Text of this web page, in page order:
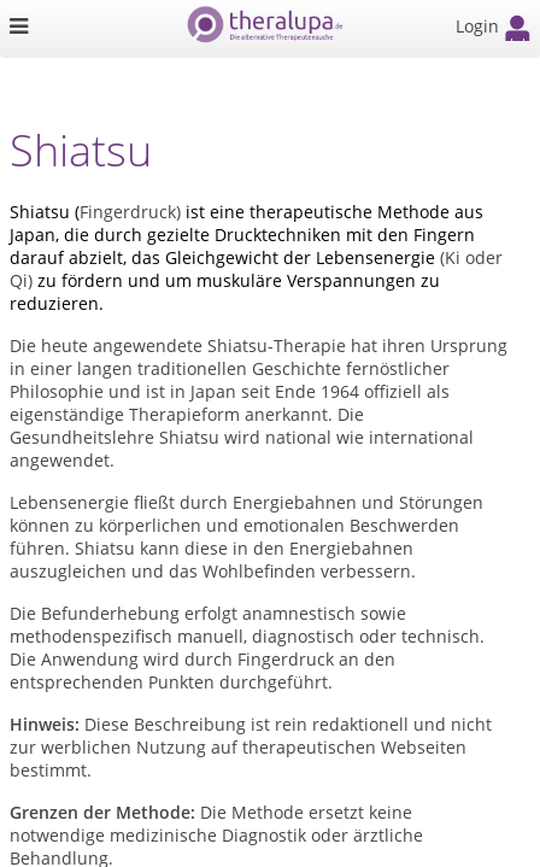
Login
Shiatsu
Shiatsu (Fingerdruck) ist eine therapeutische Methode aus
Japan, die durch gezielte Drucktechniken mit den Fingern
darauf abzielt, das Gleichgewicht der Lebensenergie (Ki oder
Qi) zu fördern und um muskuläre Verspannungen zu
reduzieren.
Die heute angewendete Shiatsu-Therapie hat ihren Ursprung
in einer langen traditionellen Geschichte fernöstlicher
Philosophie und ist in Japan seit Ende 1964 offiziell als
eigenständige Therapieform anerkannt. Die
Gesundheitslehre Shiatsu wird national wie international
angewendet.
Lebensenergie fließt durch Energiebahnen und Störungen
können zu körperlichen und emotionalen Beschwerden
führen. Shiatsu kann diese in den Energiebahnen
auszugleichen und das Wohlbefinden verbessern.
Die Befunderhebung erfolgt anamnestisch sowie
methodenspezifisch manuell, diagnostisch oder technisch.
Die Anwendung wird durch Fingerdruck an den
entsprechenden Punkten durchgeführt.
Hinweis: Diese Beschreibung ist rein redaktionell und nicht
zur werblichen Nutzung auf therapeutischen Webseiten
bestimmt.
Grenzen der Methode: Die Methode ersetzt keine
notwendige medizinische Diagnostik oder ärztliche
Behandlung.